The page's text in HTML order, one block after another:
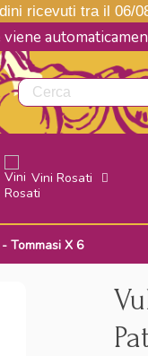
ricevuti tra il 06/
viene
Vini Rosati
Tommasi X 6